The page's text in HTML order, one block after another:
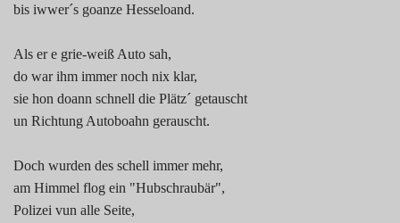
bis iwwer´s goanze Hesseloand.
Als er e grie-weiß Auto sah,
do war ihm immer noch nix klar,
sie hon doann schnell die Plätz´ getauscht
un Richtung Autoboahn gerauscht.
Doch wurden des schell immer mehr,
am Himmel flog ein "Hubschraubär",
Polizei vun alle Seite,